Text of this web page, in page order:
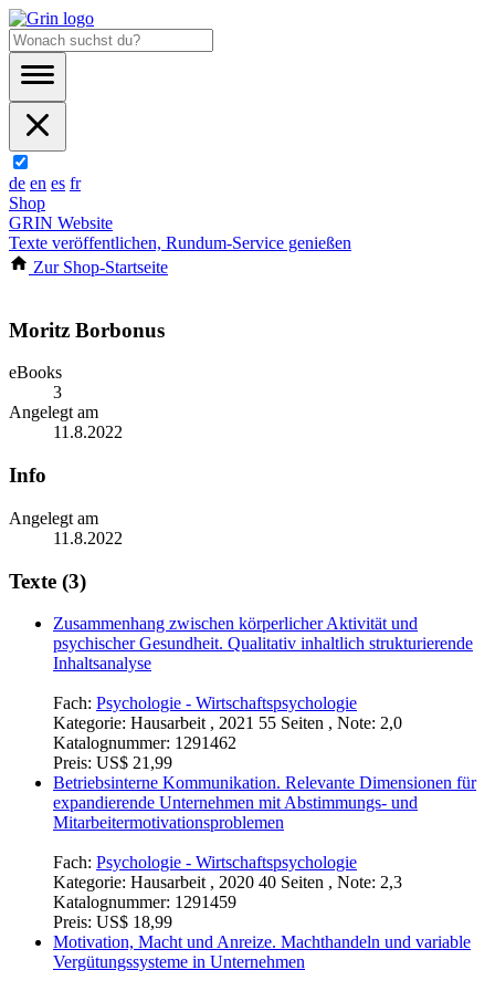
de en es fr
Shop
GRIN Website
Texte veröffentlichen, Rundum-Service genießen
Zur Shop-Startseite
Moritz Borbonus
eBooks
3
Angelegt am
11.8.2022
Info
Angelegt am
11.8.2022
Texte (3)
Zusammenhang zwischen körperlicher Aktivität und
psychischer Gesundheit. Qualitativ inhaltlich strukturierende
Inhaltsanalyse
Fach: Psychologie - Wirtschaftspsychologie
Kategorie: Hausarbeit , 2021 55 Seiten , Note: 2,0
Katalognummer: 1291462
Preis: US$ 21,99
Betriebsinterne Kommunikation. Relevante Dimensionen für
expandierende Unternehmen mit Abstimmungs- und
Mitarbeitermotivationsproblemen
Fach: Psychologie - Wirtschaftspsychologie
Kategorie: Hausarbeit , 2020 40 Seiten , Note: 2,3
Katalognummer: 1291459
Preis: US$ 18,99
Motivation, Macht und Anreize. Machthandeln und variable
Vergütungssysteme in Unternehmen